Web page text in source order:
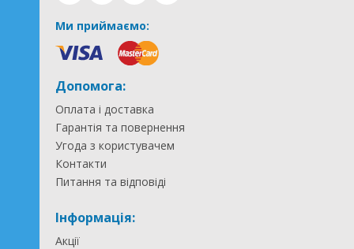
Ми приймаємо:
Допомога:
Оплата і доставка
Гарантія та повернення
Угода з користувачем
Контакти
Питання та відповіді
Інформація:
Акції